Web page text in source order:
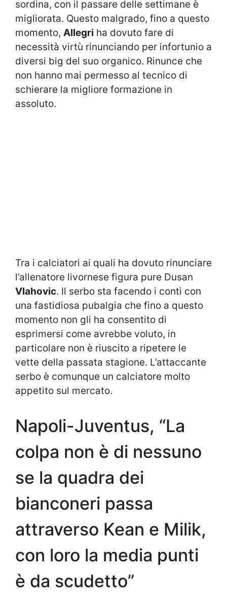
sordina, con il passare delle settimane è
migliorata. Questo malgrado, fino a questo
momento, Allegri ha dovuto fare di
necessità virtù rinunciando per infortunio a
diversi big del suo organico. Rinunce che
non hanno mai permesso al tecnico di
schierare la migliore formazione in
assoluto.
Tra i calciatori ai quali ha dovuto rinunciare
l’allenatore livornese figura pure Dusan
Vlahovic. Il serbo sta facendo i conti con
una fastidiosa pubalgia che fino a questo
momento non gli ha consentito di
esprimersi come avrebbe voluto, in
particolare non è riuscito a ripetere le
vette della passata stagione. L’attaccante
serbo è comunque un calciatore molto
appetito sul mercato.
Napoli-Juventus, “La
colpa non è di nessuno
se la quadra dei
bianconeri passa
attraverso Kean e Milik,
con loro la media punti
è da scudetto”